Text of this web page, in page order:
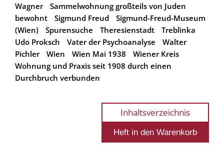
Wagner
Sammelwohnung großteils von Juden
bewohnt
Sigmund Freud
Sigmund-Freud-Museum
(Wien)
Spurensuche Theresienstadt
Treblinka
Udo Proksch
Vater der Psychoanalyse
Walter
Pichler
Wien Wien Mai 1938
Wiener Kreis
Wohnung und Praxis seit 1908 durch einen
Durchbruch verbunden
Inhaltsverzeichnis